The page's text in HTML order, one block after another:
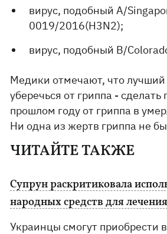
вирус, подобный A/
0019/2016(H3N2);
вирус, подобный B/
Медики отмечают, что лучший
уберечься от гриппа - сделать
прошлом году от гриппа в
Ни одна из жертв гриппа не
ЧИТАЙТЕ ТАКЖЕ
Супрун раскритиковала
народных средств для
Украинцы смогут приобрести